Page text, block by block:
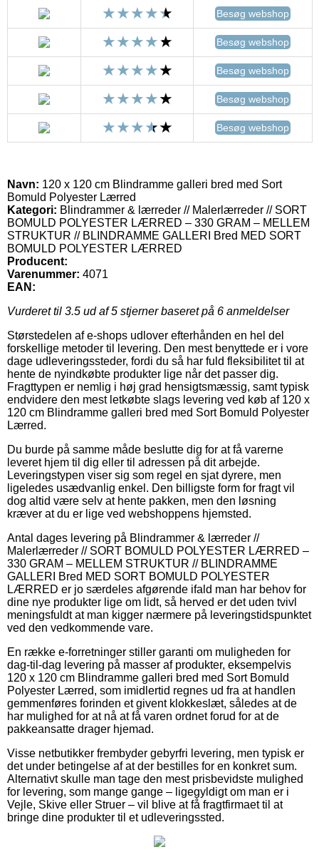
Besøg webshop
Besøg webshop
Besøg webshop
Besøg webshop
Besøg webshop
Navn: 120 x 120 cm Blindramme galleri bred med Sort
Bomuld Polyester Lærred
Kategori: Blindrammer & lærreder // Malerlærreder // SORT
BOMULD POLYESTER LÆRRED – 330 GRAM – MELLEM
STRUKTUR // BLINDRAMME GALLERI Bred MED SORT
BOMULD POLYESTER LÆRRED
Producent:
Varenummer: 4071
EAN:
Vurderet til 3.5 ud af 5 stjerner baseret på 6 anmeldelser
Størstedelen af e-shops udlover efterhånden en hel del
forskellige metoder til levering. Den mest benyttede er i vore
dage udleveringssteder, fordi du så har fuld fleksibilitet til at
hente de nyindkøbte produkter lige når det passer dig.
Fragttypen er nemlig i høj grad hensigtsmæssig, samt typisk
endvidere den mest letkøbte slags levering ved køb af 120 x
120 cm Blindramme galleri bred med Sort Bomuld Polyester
Lærred.
Du burde på samme måde beslutte dig for at få varerne
leveret hjem til dig eller til adressen på dit arbejde.
Leveringstypen viser sig som regel en sjat dyrere, men
ligeledes usædvanlig enkel. Den billigste form for fragt vil
dog altid være selv at hente pakken, men den løsning
kræver at du er lige ved webshoppens hjemsted.
Antal dages levering på Blindrammer & lærreder //
Malerlærreder // SORT BOMULD POLYESTER LÆRRED –
330 GRAM – MELLEM STRUKTUR // BLINDRAMME
GALLERI Bred MED SORT BOMULD POLYESTER
LÆRRED er jo særdeles afgørende ifald man har behov for
dine nye produkter lige om lidt, så herved er det uden tvivl
meningsfuldt at man kigger nærmere på leveringstidspunktet
ved den vedkommende vare.
En række e-forretninger stiller garanti om muligheden for
dag-til-dag levering på masser af produkter, eksempelvis
120 x 120 cm Blindramme galleri bred med Sort Bomuld
Polyester Lærred, som imidlertid regnes ud fra at handlen
gemmenføres forinden et givent klokkeslæt, således at de
har mulighed for at nå at få varen ordnet forud for at de
pakkeansatte drager hjemad.
Visse netbutikker frembyder gebyrfri levering, men typisk er
det under betingelse af at der bestilles for en konkret sum.
Alternativt skulle man tage den mest prisbevidste mulighed
for levering, som mange gange – ligegyldigt om man er i
Vejle, Skive eller Struer – vil blive at få fragtfirmaet til at
bringe dine produkter til et udleveringssted.